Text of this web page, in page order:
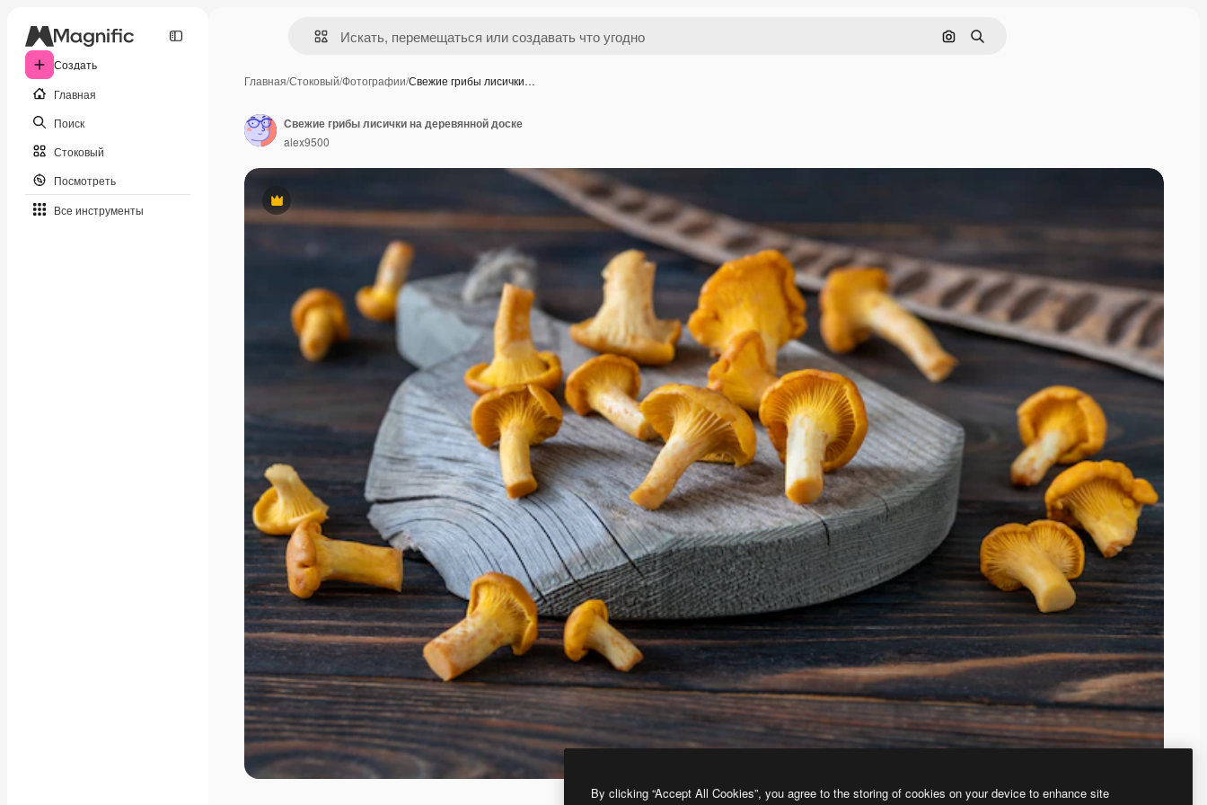
Создать
Главная
Поиск
Стоковый
Посмотреть
Все инструменты
Поиск по изображению
Поиск
Главная/Стоковый/Фотографии/Свежие грибы лисички…
Премиум
Свежие грибы лисички на деревянной доске
alex9500
By clicking “Accept All Cookies”, you agree to the storing of cookies on your device to enhance site